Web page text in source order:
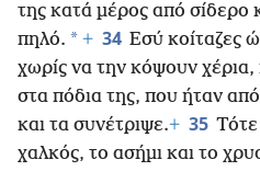
της κατά μέρος από σίδερο
πηλό. * + 34 Εσύ κοίταζες
χωρίς να την κόψουν χέρια,
στα πόδια της, που ήταν
και τα συνέτριψε.+ 35
χαλκός, το ασήμι και το